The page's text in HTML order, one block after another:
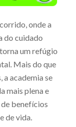
onde a
do cuidado
um refúgio
Mais do que
academia se
mais plena e
benefícios
de vida.